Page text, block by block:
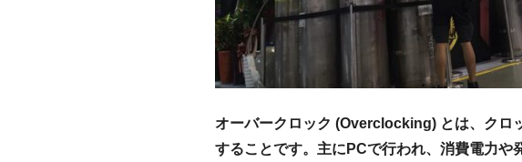
オーバークロック (Overclocking) とは、クロ
することです。主にPCで行われ、消費電力